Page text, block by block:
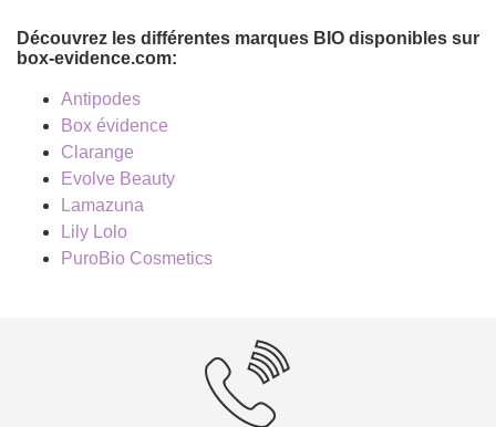
Découvrez les différentes marques BIO disponibles sur
box-evidence.com:
Antipodes
Box évidence
Clarange
Evolve Beauty
Lamazuna
Lily Lolo
PuroBio Cosmetics